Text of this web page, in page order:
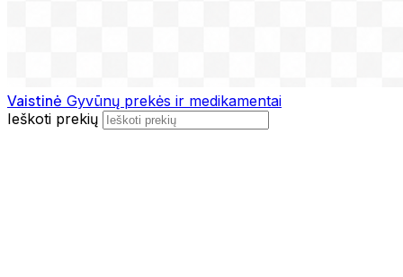
Vaistinė Gyvūnų prekės ir medikamentai
Ieškoti prekių